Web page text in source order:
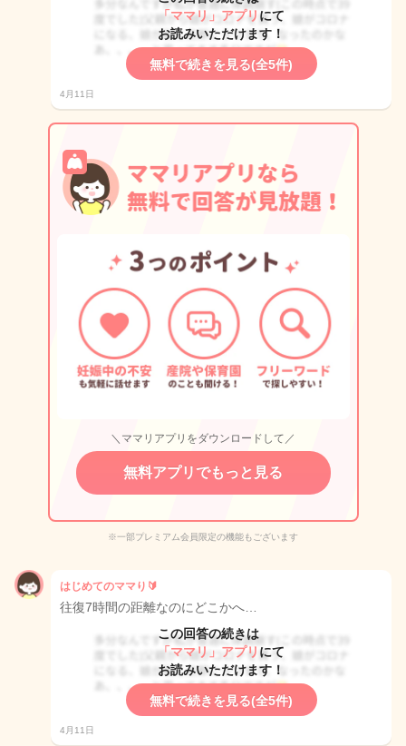
「ママリ」アプリ にて
お読みいただけます！
無料で続きを見る(全5件)
4月11日
＼ママリアプリをダウンロードして／
無料アプリでもっと見る
※一部プレミアム会員限定の機能もございます
はじめてのママり🔰
往復7時間の距離なのにどこかへ…
この回答の続きは
「ママリ」アプリ にて
お読みいただけます！
無料で続きを見る(全5件)
4月11日